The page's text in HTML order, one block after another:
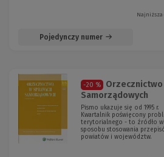
Najniższa
Pojedynczy numer
-20 %
Samorządowych
Pismo ukazuje się od 1995 r.
Kwartalnik poświęcony
terytorialnego - to źródło
sposobu stosowania
powiatów i województw.